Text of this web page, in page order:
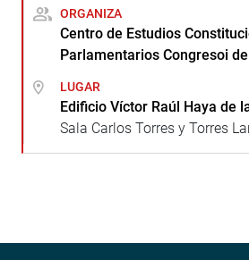
ORGANIZA
Centro de Estudios
Parlamentarios Congresoi
LUGAR
Edificio Víctor Raúl Haya de
Sala Carlos Torres y Torres